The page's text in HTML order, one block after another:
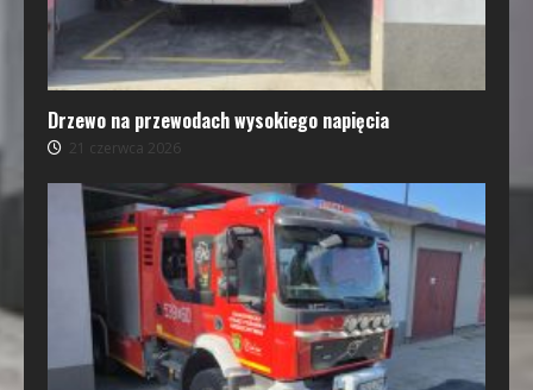
Drzewo na przewodach wysokiego napięcia
21 czerwca 2026